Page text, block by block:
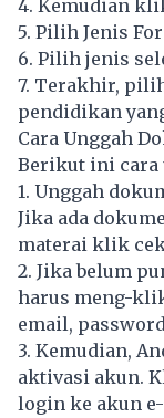
4. Kemudian
5. Pilih Jenis
6. Pilih jenis
7. Terakhir,
pendidikan
Cara Unggah
Berikut ini cara
1. Unggah
Jika ada
materai klik
2. Jika belum
harus meng-
email,
3. Kemudian,
aktivasi akun.
login ke akun